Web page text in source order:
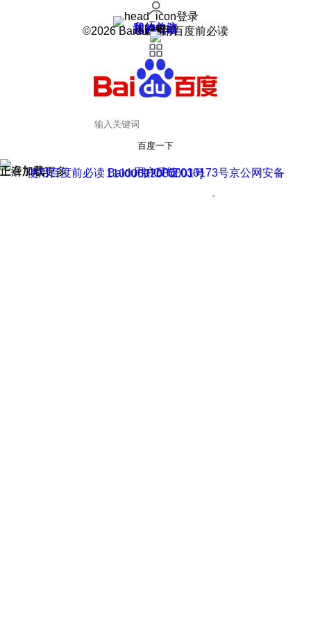
登录
我的关注
我的收藏
皮肤中心
用户反馈
设置
©2026 Baidu 使用百度前必读
百度一下
正在加载
上滑加载更多 用户反馈
使用百度前必读 Baidu 京ICP证030173号
京公网安备11000002000001号